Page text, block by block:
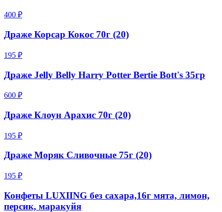
400 ₽
Драже Корсар Кокос 70г (20)
195 ₽
Драже Jelly Belly Harry Potter Bertie Bott's 35гр
600 ₽
Драже Клоун Арахис 70г (20)
195 ₽
Драже Моряк Сливочные 75г (20)
195 ₽
Конфеты LUXIING без сахара,16г мята, лимон,
персик, маракуйя